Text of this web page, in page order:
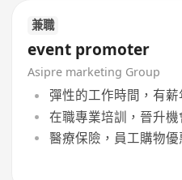
兼職
event promoter
Asipre marketing Group
彈性的工作時間，有
在職專業培訓，晉升
醫療保險，員工購物